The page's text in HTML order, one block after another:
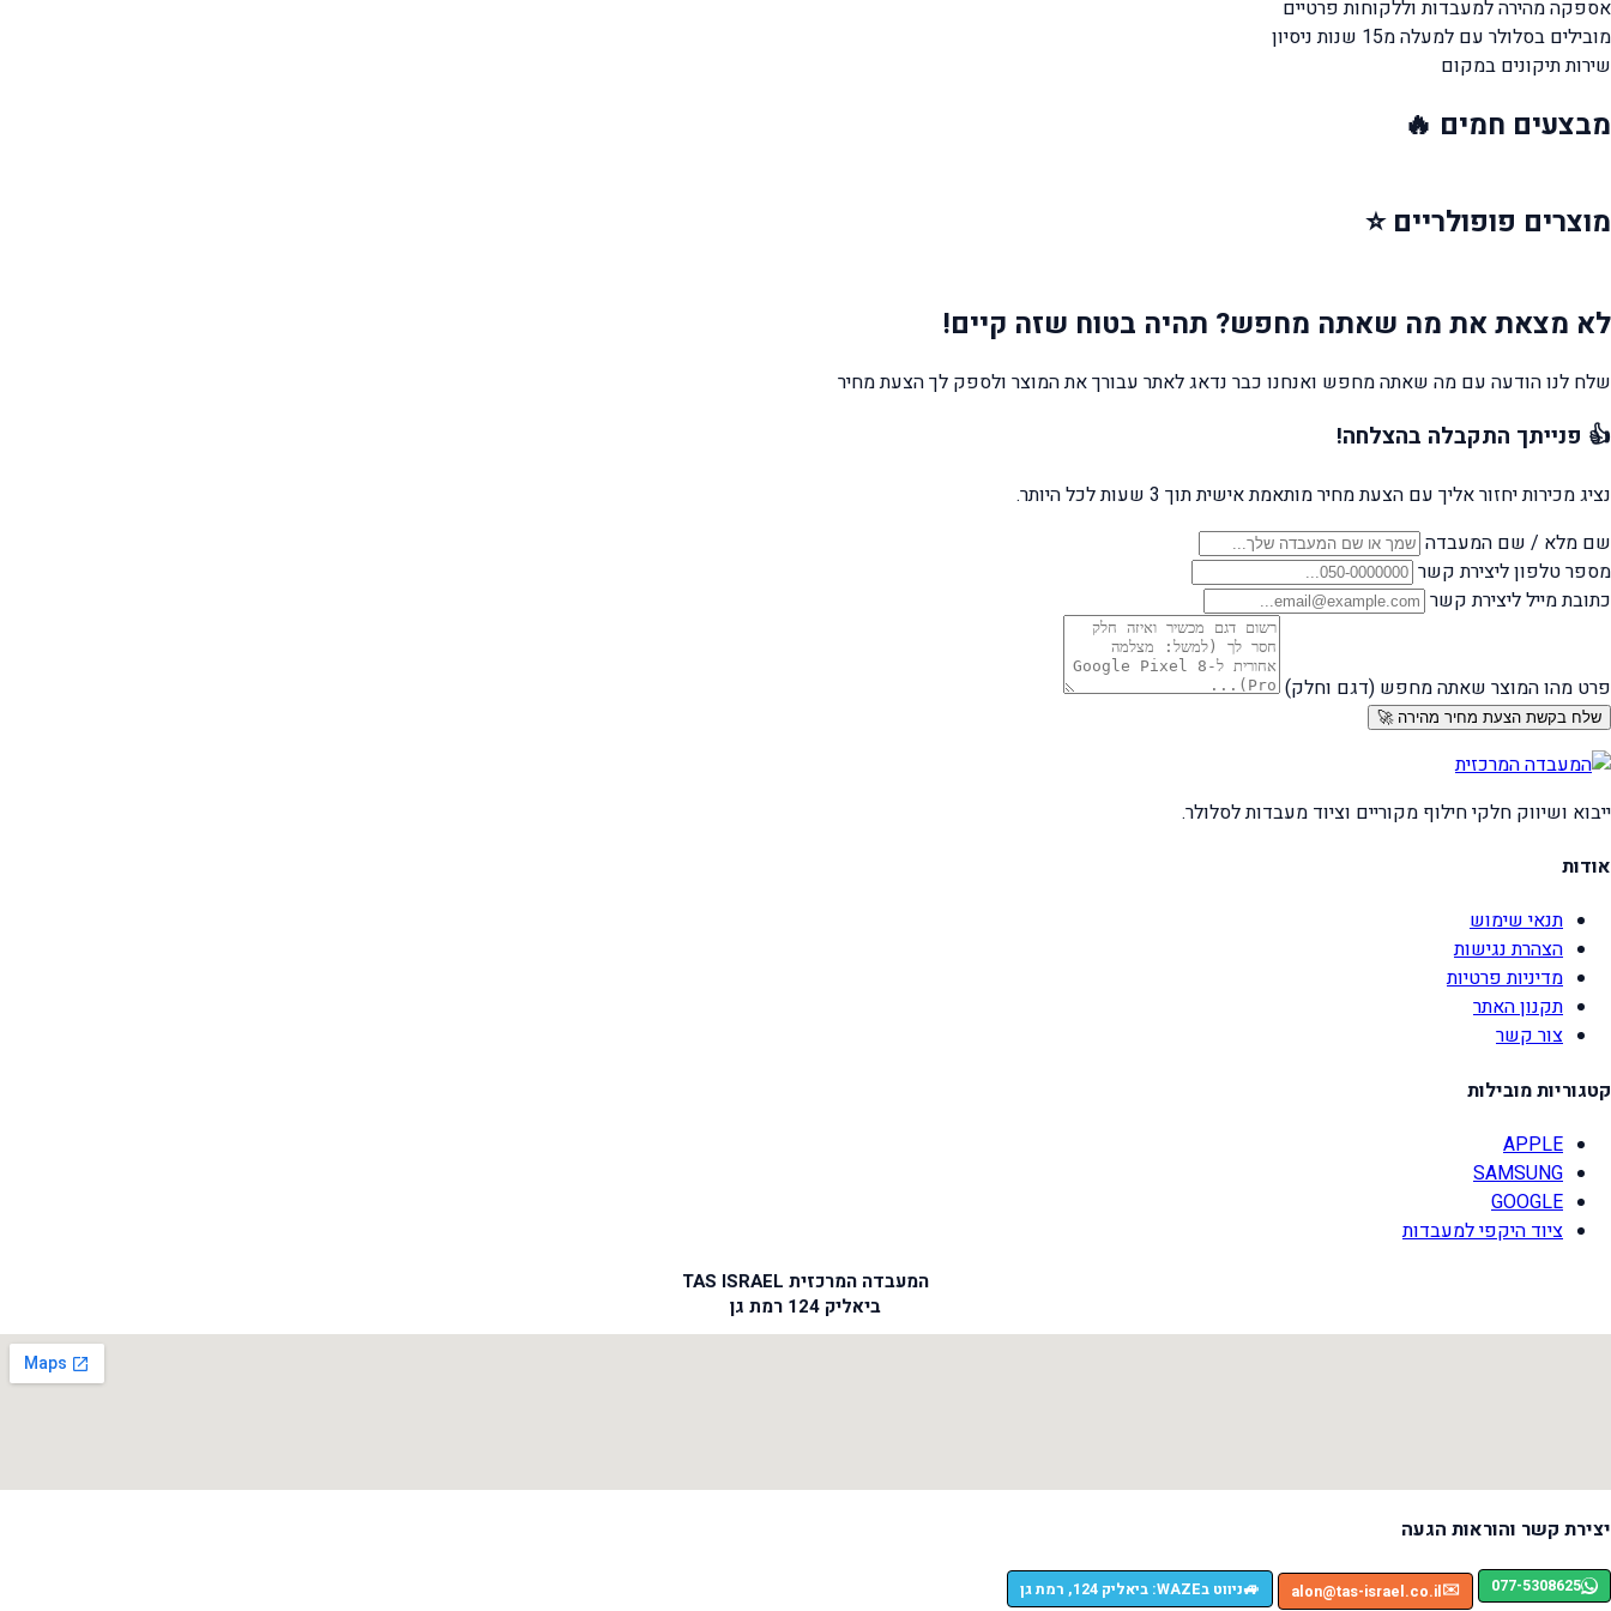
אספקה מהירהלמעבדות וללקוחות פרטיים
מובילים בסלולר עם למעלה מ15 שנות ניסיון
שירות תיקונים במקום
מבצעים חמים 🔥
מוצרים פופולריים ⭐
לא מצאת את מה שאתה מחפש? תהיה בטוח שזה קיים!
שלח לנו הודעה עם מה שאתה מחפש ואנחנו כבר נדאג לאתר עבורך את המוצר ולספק לך הצעת מחיר
👍 פנייתך התקבלה בהצלחה!
נציג מכירות יחזור אליך עם הצעת מחיר מותאמת אישית תוך 3 שעות לכל היותר.
שם מלא / שם המעבדה
מספר טלפון ליצירת קשר
כתובת מייל ליצירת קשר
פרט מהו המוצר שאתה מחפש (דגם וחלק)
שלח בקשת הצעת מחיר מהירה 🚀
ייבוא ושיווק חלקי חילוף מקוריים וציוד מעבדות לסלולר.
אודות
תנאי שימוש
הצהרת נגישות
מדיניות פרטיות
תקנון האתר
צור קשר
קטגוריות מובילות
APPLE
SAMSUNG
GOOGLE
ציוד היקפי למעבדות
המעבדה המרכזית TAS ISRAEL
ביאליק 124 רמת גן
יצירת קשר והוראות הגעה
077-5308625
✉️
alon@tas-israel.co.il
🚙ניווט בWAZE: ביאליק 124, רמת גן